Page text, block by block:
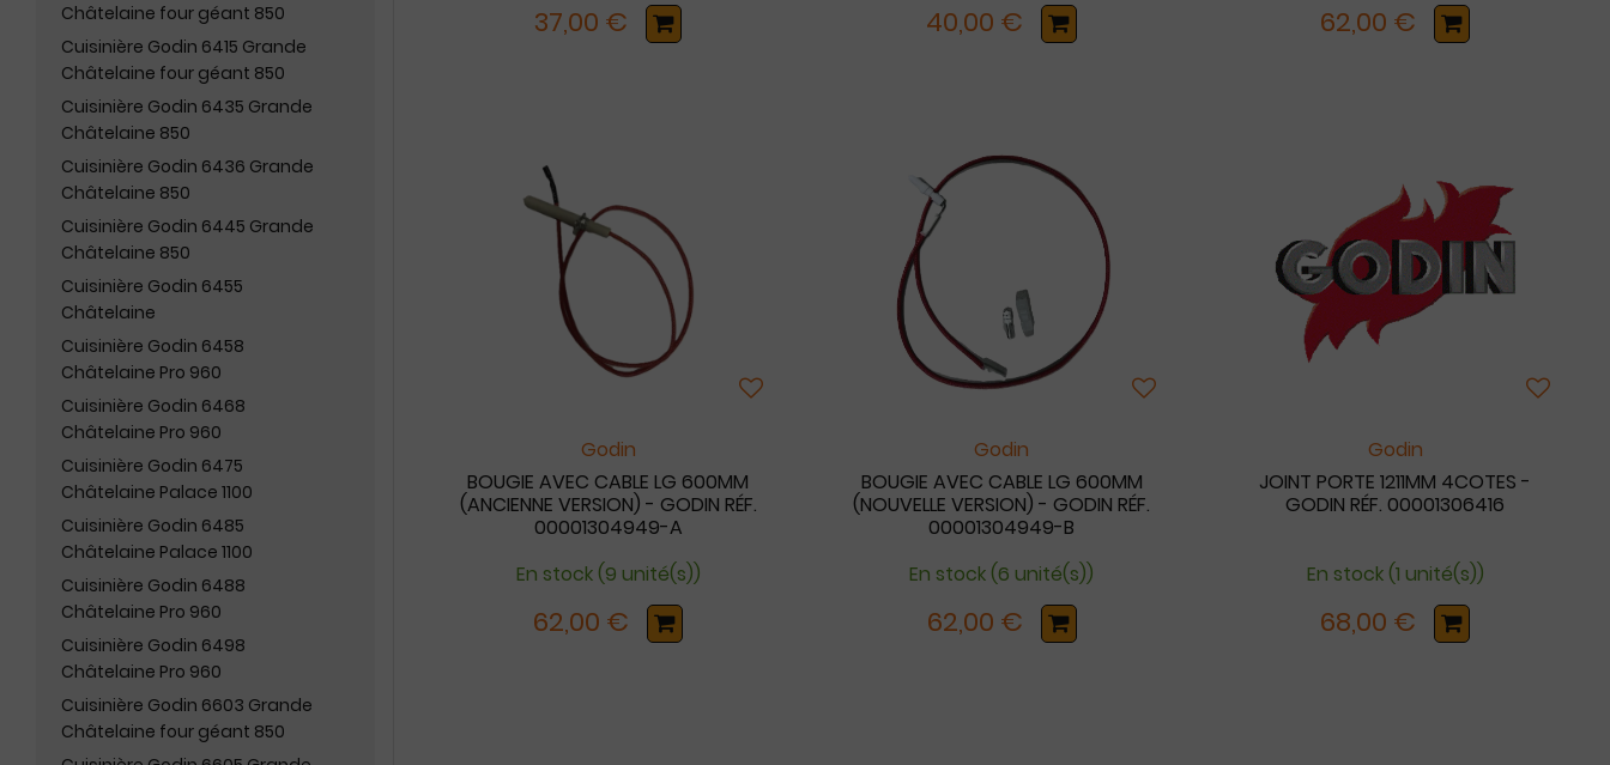
Châtelaine four géant 850
Cuisinière Godin 6415 Grande
Châtelaine four géant 850
Cuisinière Godin 6435 Grande
Châtelaine 850
Cuisinière Godin 6436 Grande
Châtelaine 850
Cuisinière Godin 6445 Grande
Châtelaine 850
Cuisinière Godin 6455
Châtelaine
Cuisinière Godin 6458
Châtelaine Pro 960
Cuisinière Godin 6468
Châtelaine Pro 960
Cuisinière Godin 6475
Châtelaine Palace 1100
Cuisinière Godin 6485
Châtelaine Palace 1100
Cuisinière Godin 6488
Châtelaine Pro 960
Cuisinière Godin 6498
Châtelaine Pro 960
Cuisinière Godin 6603 Grande
Châtelaine four géant 850
37,00 € 40,00 € 62,00 €
Godin
BOUGIE AVEC CABLE LG 600MM
(ANCIENNE VERSION) - GODIN RÉF.
00001304949-A
En stock (9 unité(s))
62,00 €
Godin
BOUGIE AVEC CABLE LG 600MM
(NOUVELLE VERSION) - GODIN RÉF.
00001304949-B
En stock (6 unité(s))
62,00 €
Godin
JOINT PORTE 1211MM 4COTES -
GODIN RÉF. 00001306416
En stock (1 unité(s))
68,00 €